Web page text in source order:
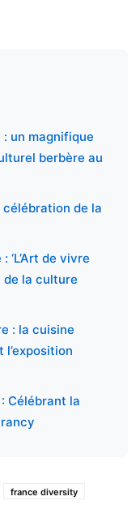
: un magnifique
berbère au
de la
‘L’Art de vivre
de la culture
: la cuisine
Célébrant la
france diversity